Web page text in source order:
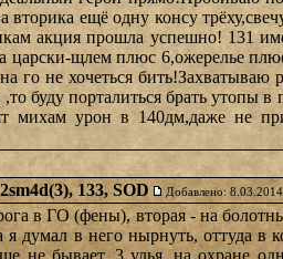
ещё одну консу
акция прошла успешно! 131
царски-щлем плюс 6,ожерелье
го не хочеться
буду порталиться брать утопы в
михам урон в 140дм,даже не
133, SOD Добавлено:
в ГО (фены), вторая - на
думал в него нырнуть, оттуда в
не бывает, 3 улья, на охране